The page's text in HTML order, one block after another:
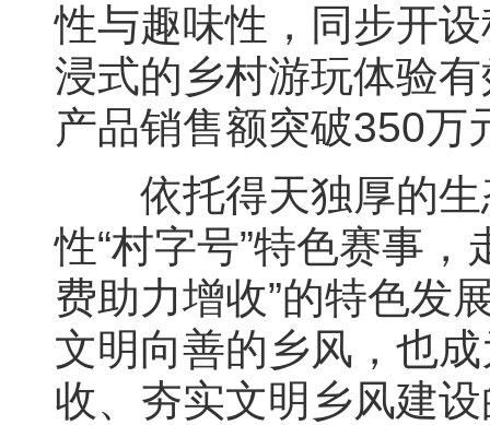
性与趣味性，同步开
浸式的乡村游玩体验
产品销售额突破350万
依托得天独厚的生
性“村字号”特色赛事
费助力增收”的特色发
文明向善的乡风，也
收、夯实文明乡风建